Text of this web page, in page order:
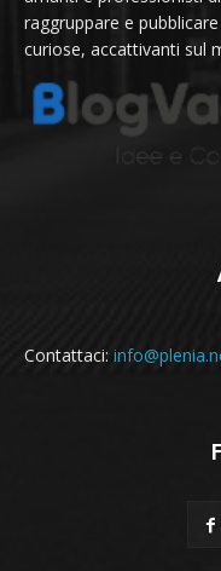
raggruppare e
curiose, accattivanti sul
Contattaci: